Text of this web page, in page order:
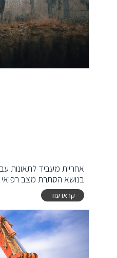
אחריות מעביד לתאונות
בנושא הסתרת מצב רפואי
קראו עוד